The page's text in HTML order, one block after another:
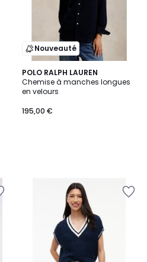
Nouveauté
POLO RALPH LAUREN
Chemise à manches longues
en velours
195,00 €